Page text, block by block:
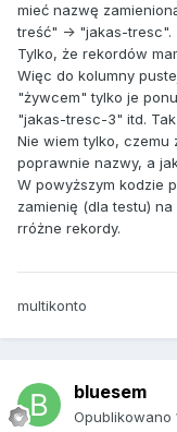
mieć nazwę
treść" -> "jakas-tresc".
Tylko, że rekordów
Więc do kolumny
"żywcem" tylko je
"jakas-tresc-3" itd.
Nie wiem tylko, czemu
poprawnie nazwy, a
W powyższym kodzie
zamienię (dla testu)
rróżne rekordy.
multikonto
bluesem
Opublikowano